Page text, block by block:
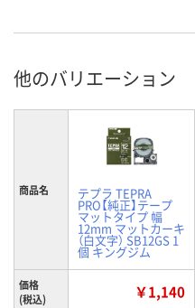
他のバリエーション
商品名 テプラ TEPRA
PRO【純正】テープ
マットタイプ 幅
12mm マットカーキ
（白文字） SB12GS 1
個 キングジム
価格
(税込)
￥1,140